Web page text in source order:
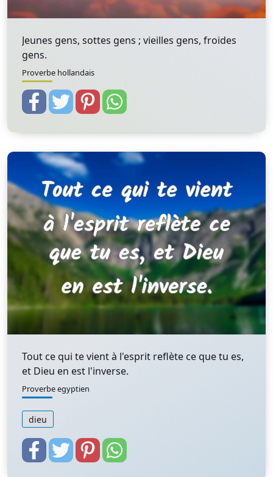
Jeunes gens, sottes gens ; vieilles gens, froides
gens.
Proverbe hollandais
Tout ce qui te vient à l'esprit reflète ce que tu es,
et Dieu en est l'inverse.
Proverbe egyptien
dieu